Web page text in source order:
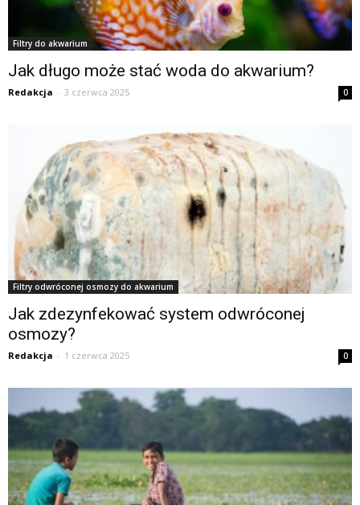
Filtry do akwarium
Jak długo może stać woda do akwarium?
Redakcja - 3 czerwca 2025 0
Filtry odwróconej osmozy do akwarium
Jak zdezynfekować system odwróconej
osmozy?
Redakcja - 1 czerwca 2025 0